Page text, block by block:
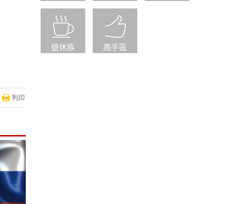
列印
退休族 高手區